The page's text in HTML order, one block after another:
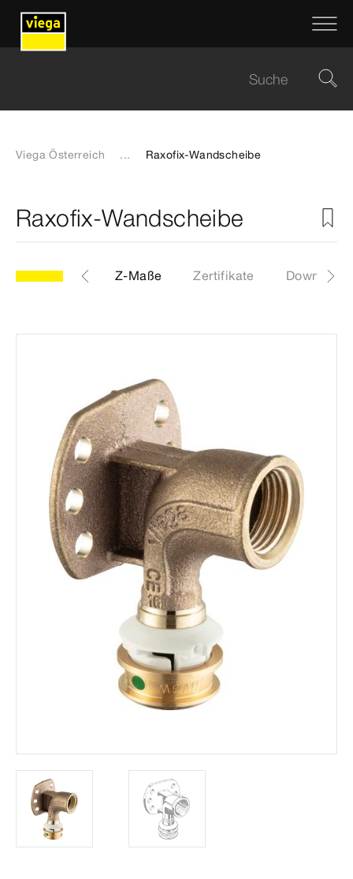
Viega Österreich ... Raxofix-Wandscheibe
Raxofix-Wandscheibe
Etiketten Z-Maße Zertifikate Downloads